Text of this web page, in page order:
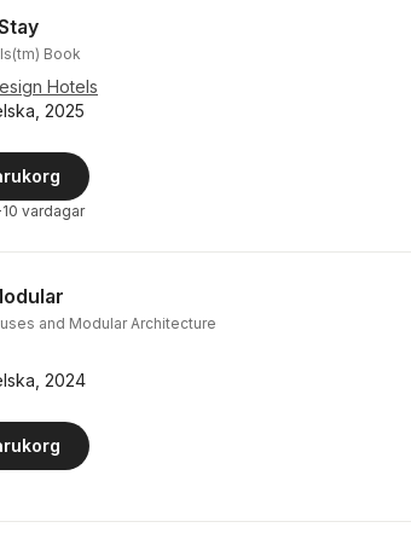
Book
Hotels
2025
vardagar
and Modular Architecture
2024